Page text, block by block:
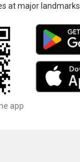
at major landmarks
app